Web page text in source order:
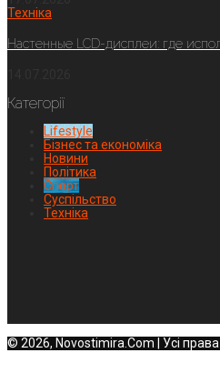
Техніка
Настенные LCD-дисплеи: где
Категорії
Lifestyle
Бізнес та економіка
Новини
Політика
Спорт
Суспільство
Техніка
© 2026, Novostimira.Com | Усі